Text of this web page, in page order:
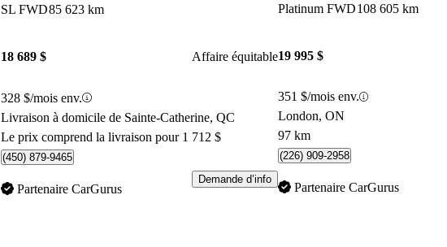
SL FWD85 623 km
18 689 $ Affaire équitable
328 $/mois env.
Livraison à domicile de Sainte-Catherine, QC
Le prix comprend la livraison pour 1 712 $
(450) 879-9465
Partenaire CarGurus
Demande d’info
Platinum FWD108 605 km
19 995 $
351 $/mois env.
London, ON
97 km
(226) 909-2958
Partenaire CarGurus